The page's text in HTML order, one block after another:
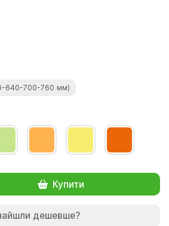
640-700-760 мм)
Купити
дешевше?